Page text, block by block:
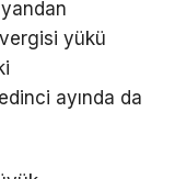
yükü
ayında da